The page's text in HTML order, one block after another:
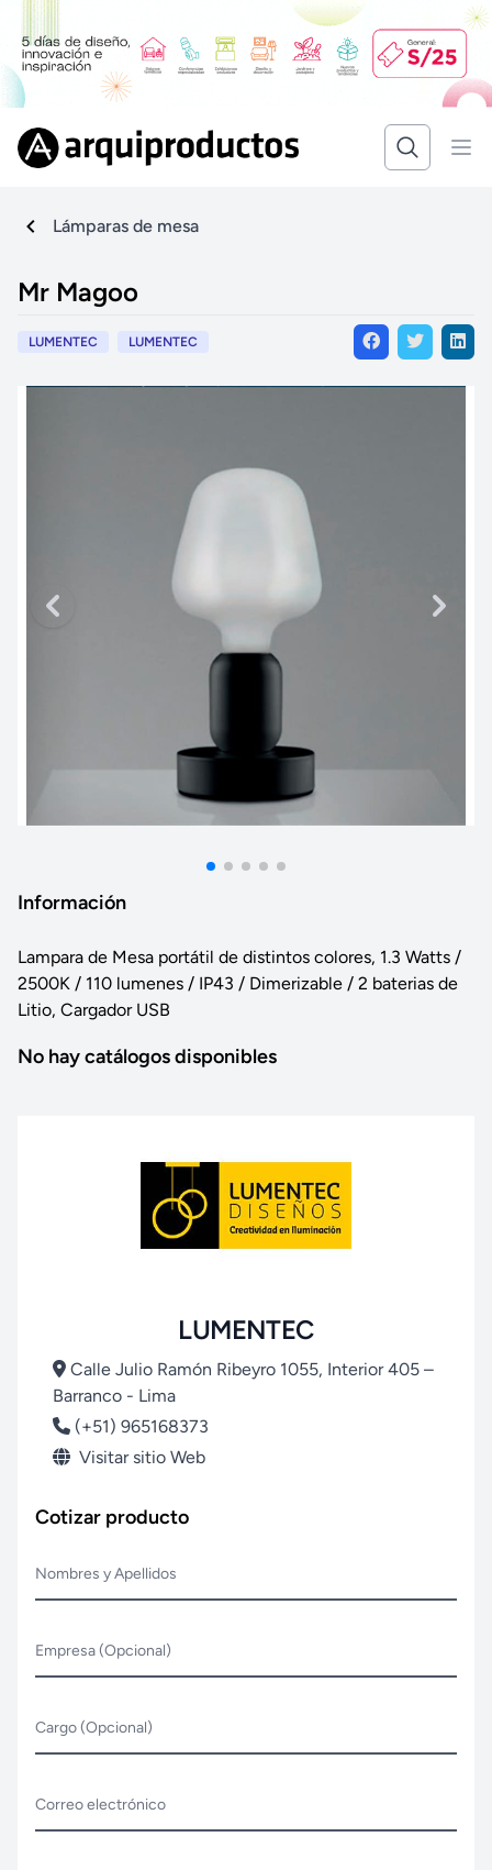
Lámparas de mesa
Mr Magoo
LUMENTEC LUMENTEC
Información
Lampara de Mesa portátil de distintos colores, 1.3 Watts /
2500K / 110 lumenes / IP43 / Dimerizable / 2 baterias de
Litio, Cargador USB
No hay catálogos disponibles
LUMENTEC
Calle Julio Ramón Ribeyro 1055, Interior 405 –
Barranco - Lima
(+51) 965168373
Visitar sitio Web
Cotizar producto
Nombres y Apellidos
Empresa (Opcional)
Cargo (Opcional)
Correo electrónico